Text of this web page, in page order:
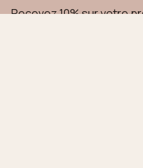
Recevez 10% sur votre